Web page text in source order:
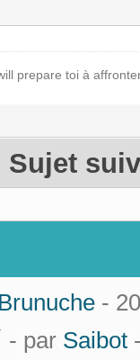
prepare toi à
Sujet
Brunuche -
- par Saibot